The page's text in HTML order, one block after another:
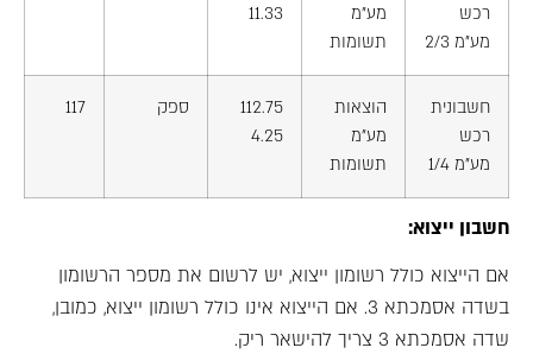
רכש
מע"מ 2/3
מע"מ
תשומות
11.33
חשבונית
רכש
מע"מ 1/4
הוצאות
מע"מ
תשומות
112.75
4.25
ספק 117
חשבון ייצוא:
אם הייצוא כולל רשומון ייצוא, יש לרשום את מספר הרשומון
בשדה אסמכתא 3. אם הייצוא אינו כולל רשומון ייצוא, כמובן,
שדה אסמכתא 3 צריך להישאר ריק.